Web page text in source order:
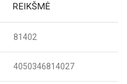
REIKŠMĖ
81402
4050346814027